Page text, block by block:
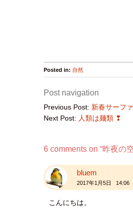
Posted in: 自然
Post navigation
Previous Post: 新春サーフ
Next Post: 人類は麺類 ❢
6 comments on “昨夜の
bluem
2017年1月5日 14:06
こんにちは。